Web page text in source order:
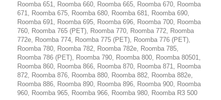
Roomba 651, Roomba 660, Roomba 665, Roomba 670, Roomba
671, Roomba 675, Roomba 680, Roomba 681, Roomba 690,
Roomba 691, Roomba 695, Roomba 696, Roomba 700, Roomba
760, Roomba 765 (PET), Roomba 770, Roomba 772, Roomba
772e, Roomba 774, Roomba 775 (PET), Roomba 776 (PET),
Roomba 780, Roomba 782, Roomba 782e, Roomba 785,
Roomba 786 (PET), Roomba 790, Roomba 800, Roomba 80501,
Roomba 860, Roomba 866, Roomba 870, Roomba 871, Roomba
872, Roomba 876, Roomba 880, Roomba 882, Roomba 882e,
Roomba 886, Roomba 890, Roomba 896, Roomba 900, Roomba
960, Roomba 965, Roomba 966, Roomba 980, Roomba R3 500